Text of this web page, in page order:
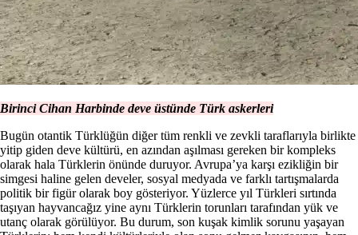
Birinci Cihan Harbinde deve üstünde Türk askerleri
Bugün otantik Türklüğün diğer tüm renkli ve zevkli taraflarıyla birlikte
yitip giden deve kültürü, en azından aşılması gereken bir kompleks
olarak hala Türklerin önünde duruyor. Avrupa’ya karşı ezikliğin bir
simgesi haline gelen develer, sosyal medyada ve farklı tartışmalarda
politik bir figür olarak boy gösteriyor. Yüzlerce yıl Türkleri sırtında
taşıyan hayvancağız yine aynı Türklerin torunları tarafından yük ve
utanç olarak görülüyor. Bu durum, son kuşak kimlik sorunu yaşayan